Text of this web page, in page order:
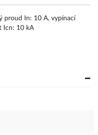
proud In: 10 A, vypínací
Icn: 10 kA